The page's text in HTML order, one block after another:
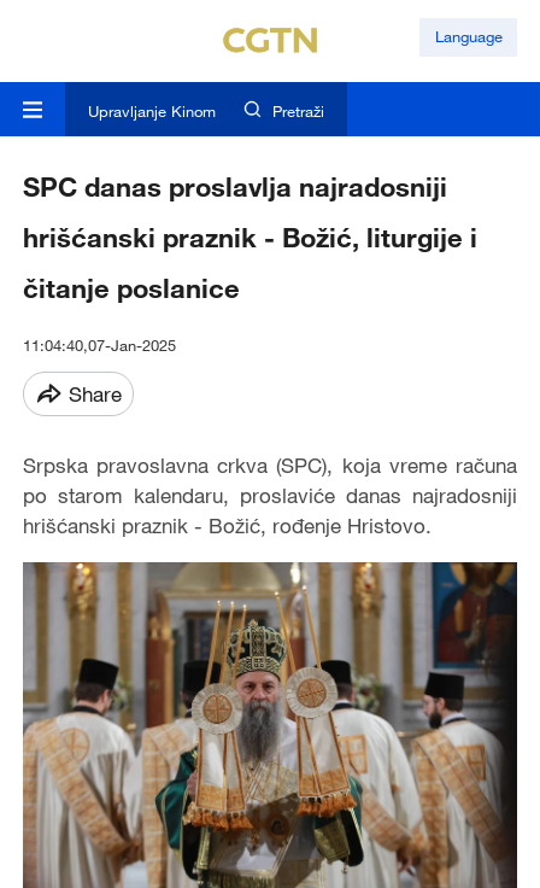
Language
Upravljanje Kinom Pretraži
SPC danas proslavlja najradosniji
hrišćanski praznik - Božić, liturgije i
čitanje poslanice
11:04:40,07-Jan-2025
Share
Srpska pravoslavna crkva (SPC), koja vreme računa
po starom kalendaru, proslaviće danas najradosniji
hrišćanski praznik - Božić, rođenje Hristovo.